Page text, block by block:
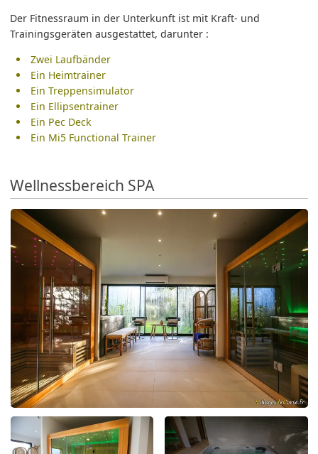
Der Fitnessraum in der Unterkunft ist mit Kraft- und
Trainingsgeräten ausgestattet, darunter :
Zwei Laufbänder
Ein Heimtrainer
Ein Treppensimulator
Ein Ellipsentrainer
Ein Pec Deck
Ein Mi5 Functional Trainer
Wellnessbereich SPA